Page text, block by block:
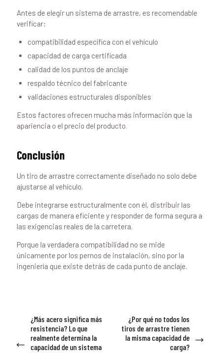
Antes de elegir un sistema de arrastre, es recomendable
verificar:
compatibilidad específica con el vehículo
capacidad de carga certificada
calidad de los puntos de anclaje
respaldo técnico del fabricante
validaciones estructurales disponibles
Estos factores ofrecen mucha más información que la
apariencia o el precio del producto.
Conclusión
Un tiro de arrastre correctamente diseñado no solo debe
ajustarse al vehículo.
Debe integrarse estructuralmente con él, distribuir las
cargas de manera eficiente y responder de forma segura a
las exigencias reales de la carretera.
Porque la verdadera compatibilidad no se mide
únicamente por los pernos de instalación, sino por la
ingeniería que existe detrás de cada punto de anclaje.
Navegación
entradas
Previous
post:
¿Más acero significa más
resistencia? Lo que
realmente determina la
capacidad de un sistema
¿Por qué no todos los
tiros de arrastre tienen
la misma capacidad de
carga?